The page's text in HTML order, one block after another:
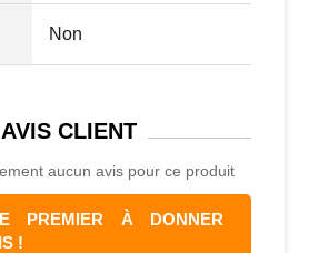
Non
AVIS CLIENT
aucun avis pour ce produit
PREMIER À DONNER
!